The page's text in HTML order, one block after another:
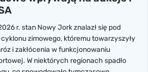
r. stan Nowy Jork znalazł się pod
zimowego, któremu towarzyszyły
i zakłócenia w funkcjonowaniu
W niektórych regionach spadło